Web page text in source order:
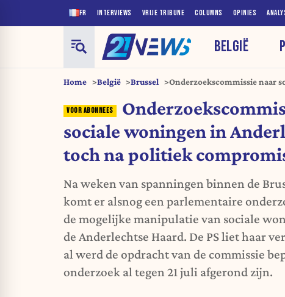
FR INTERVIEWS VRIJE TRIBUNE COLUMNS OPINIES
BELGIË
Home België Brussel
Onderzoekscommissie naar
sociale woningen in
toch na politiek
Na weken van spanningen binnen de
komt er alsnog een parlementaire
de mogelijke manipulatie van sociale
de Anderlechtse Haard. De PS liet haar
al werd de opdracht van de commissie
onderzoek al tegen 21 juli afgerond zijn.